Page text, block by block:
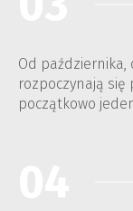
Od października,
rozpoczynają się
początkowo